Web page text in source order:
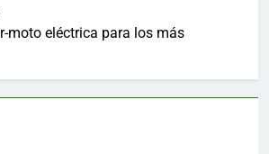
moto eléctrica para los más